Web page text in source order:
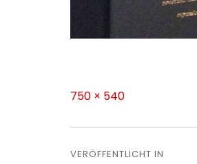
Volle
750 × 540
VERÖFFENTLICHT IN